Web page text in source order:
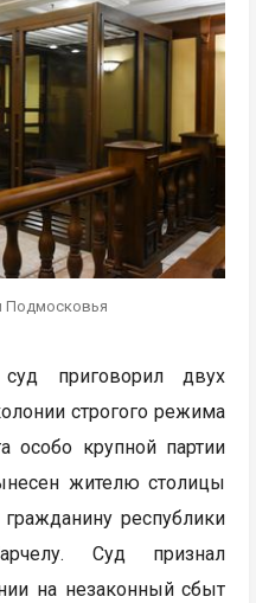
Подмосковья
приговорил двух
строгого режима
особо крупной партии
жителю столицы
республики
Суд признал
на незаконный сбыт